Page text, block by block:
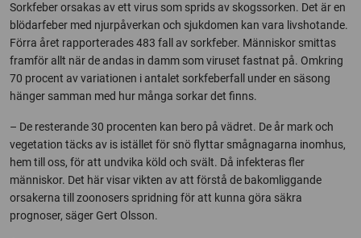
Sorkfeber orsakas av ett virus som sprids av skogssorken. Det är en
blödarfeber med njurpåverkan och sjukdomen kan vara livshotande.
Förra året rapporterades 483 fall av sorkfeber. Människor smittas
framför allt när de andas in damm som viruset fastnat på. Omkring
70 procent av variationen i antalet sorkfeberfall under en säsong
hänger samman med hur många sorkar det finns.
– De resterande 30 procenten kan bero på vädret. De år mark och
vegetation täcks av is istället för snö flyttar smågnagarna inomhus,
hem till oss, för att undvika köld och svält. Då infekteras fler
människor. Det här visar vikten av att förstå de bakomliggande
orsakerna till zoonosers spridning för att kunna göra säkra
prognoser, säger Gert Olsson.